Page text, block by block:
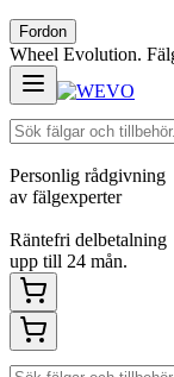
Fordon
Wheel Evolution.
Personlig rådgivning
av fälgexperter
Räntefri delbetalning
upp till 24 mån.